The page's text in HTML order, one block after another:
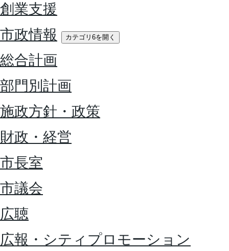
創業支援
市政情報
カテゴリ6を開く
総合計画
部門別計画
施政方針・政策
財政・経営
市長室
市議会
広聴
広報・シティプロモーション